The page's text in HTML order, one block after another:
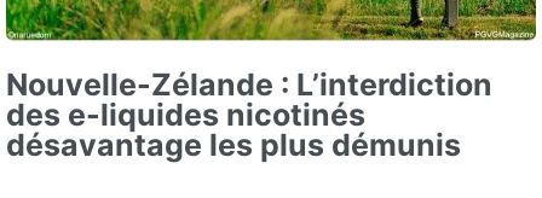
Nouvelle-Zélande : L’interdiction
des e-liquides nicotinés
désavantage les plus démunis